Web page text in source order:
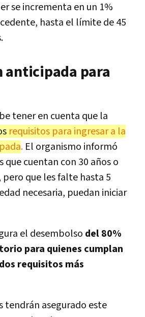
se incrementa en un 1%
hasta el límite de 45
para
tener en cuenta que la
requisitos para ingresar a la
. El organismo informó
que cuentan con 30 años o
pero que les falte hasta 5
necesaria, puedan iniciar
el desembolso del 80%
para quienes cumplan
requisitos más
tendrán asegurado este